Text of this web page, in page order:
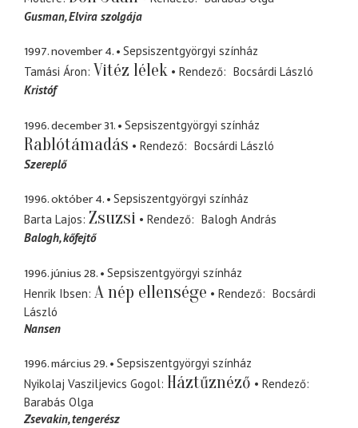
Gusman Elvira szolgája
1997. november 4.
Sepsiszentgyörgyi színház
Tamási Áron Vitéz lélek Rendező
Bocsárdi László
Kristóf
1996. december 31. Sepsiszentgyörgyi színház
Rablótámadás Rendező
Bocsárdi László
Szereplő
1996. október 4.
Sepsiszentgyörgyi színház
Barta Lajos Zsuzsi Rendező
Balogh András
Balogh kőfejtő
1996. június 28.
Sepsiszentgyörgyi színház
Henrik Ibsen A nép ellensége Rendező
Bocsárdi
László
Nansen
1996. március 29.
Sepsiszentgyörgyi színház
Nyikolaj Vasziljevics Gogol Háztűznéző
Rendező
Barabás Olga
Zsevakin tengerész